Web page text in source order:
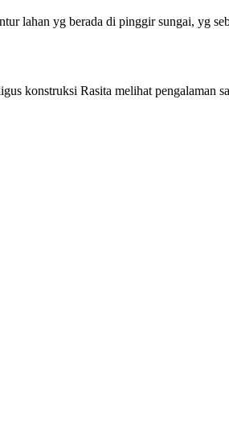
lahan yg berada di pinggir sungai, yg
konstruksi Rasita melihat pengalaman